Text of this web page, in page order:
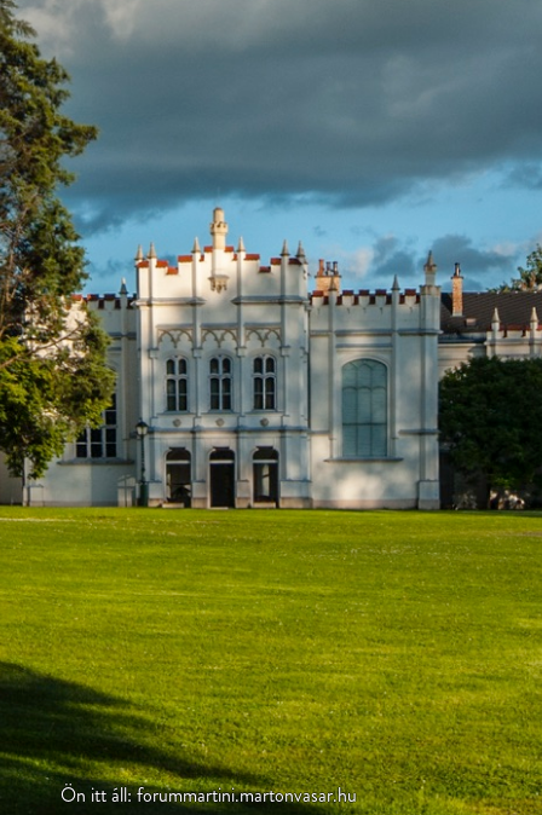
Ön itt áll: forummartini.martonvasar.hu